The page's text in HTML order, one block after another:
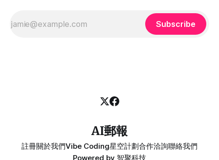
Subscribe
AI郵報
註冊關於我們Vibe Coding星空計劃合作洽詢聯絡我們
Powered by 智聚科技